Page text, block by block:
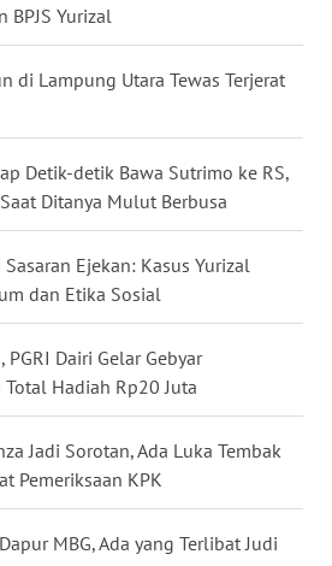
BPJS Yurizal
di Lampung Utara Tewas Terjerat
Detik-detik Bawa Sutrimo ke RS,
Ditanya Mulut Berbusa
Ejekan: Kasus Yurizal
dan Etika Sosial
Dairi Gelar Gebyar
Hadiah Rp20 Juta
Jadi Sorotan, Ada Luka Tembak
Pemeriksaan KPK
MBG, Ada yang Terlibat Judi